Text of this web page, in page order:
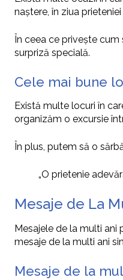
naștere, în ziua
În ceea ce privește
surpriză specială.
Cele mai bune
Există multe locuri în
organizăm o excursie
În plus, putem să o
„O prietenie
Mesaje de La
Mesajele de la multi
mesaje de la multi ani
Mesaje de la